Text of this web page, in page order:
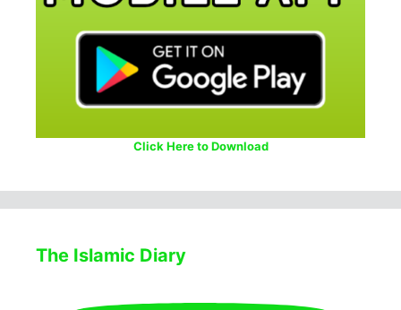
Click Here to Download
The Islamic Diary